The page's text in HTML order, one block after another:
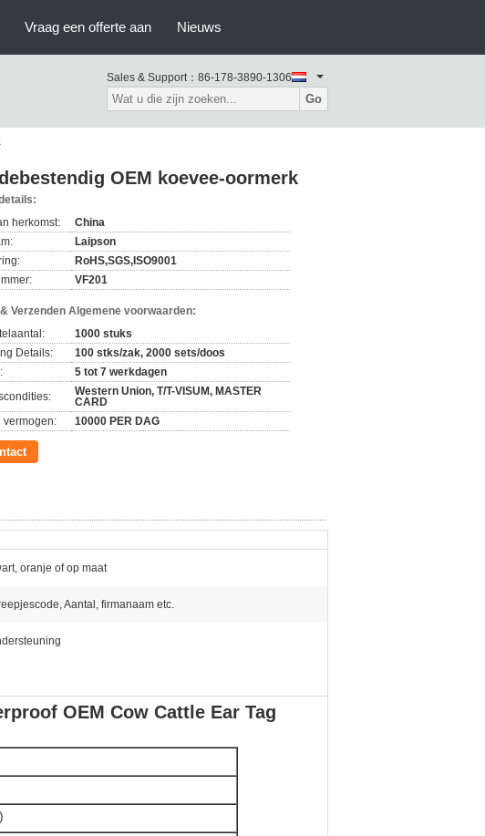
Vraag een offerte aan Nieuws
Sales & Support： 86-178-3890-1306
Go
OEM koevee-oormerk
herkomst:
China
Laipson
RoHS,SGS,ISO9001
VF201
Verzenden Algemene voorwaarden:
1000 stuks
Details:
100 stks/zak, 2000 sets/doos
5 tot 7 werkdagen
Western Union, T/T-VISUM, MASTER
CARD
vermogen:
10000 PER DAG
oranje of op maat
Aantal, firmanaam etc.
OEM Cow Cattle Ear Tag